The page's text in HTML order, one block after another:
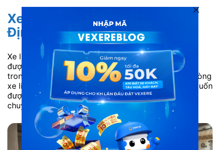
Xe limousine Hoa Nho đi Bình
Định:
Xe limousine Hoa Nho tự hào là một hãng xe nhận
được nhiều sự ưu ái chọn lựa của quý hành khách
trong suốt quá trình hoạt động. Là nhà xe sở hữu dòng
xe limousine hiện đại cao cấp, xe Hoa Nho mong muốn
được trở thành người bạn đồng hành cùng những
chuyến đi an toàn và thú vị.